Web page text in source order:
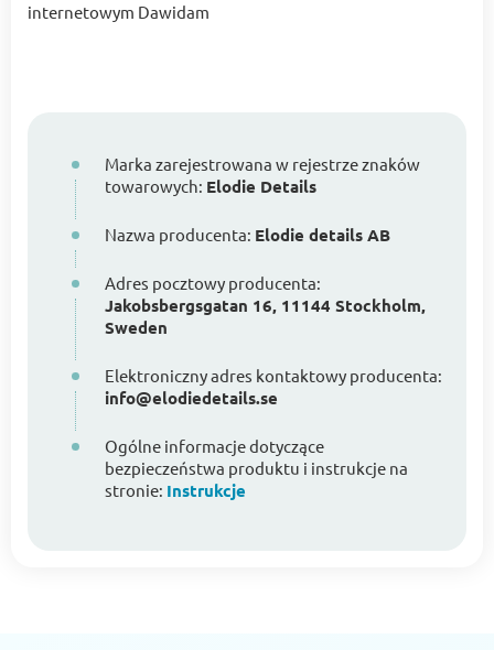
internetowym Dawidam
Marka zarejestrowana w rejestrze znaków
towarowych: Elodie Details
Nazwa producenta: Elodie details AB
Adres pocztowy producenta:
Jakobsbergsgatan 16, 11144 Stockholm,
Sweden
Elektroniczny adres kontaktowy producenta:
info@elodiedetails.se
Ogólne informacje dotyczące
bezpieczeństwa produktu i instrukcje na
stronie: Instrukcje